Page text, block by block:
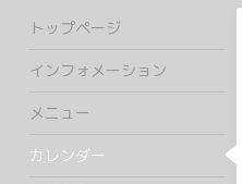
トップページ
インフォメーション
メニュー
カレンダー